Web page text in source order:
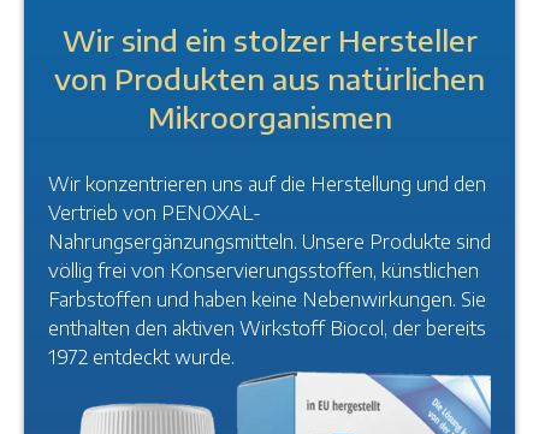
Wir sind ein stolzer Hersteller
von Produkten aus natürlichen
Mikroorganismen
Wir konzentrieren uns auf die Herstellung und den
Vertrieb von PENOXAL-
Nahrungsergänzungsmitteln. Unsere Produkte sind
völlig frei von Konservierungsstoffen, künstlichen
Farbstoffen und haben keine Nebenwirkungen. Sie
enthalten den aktiven Wirkstoff Biocol, der bereits
1972 entdeckt wurde.